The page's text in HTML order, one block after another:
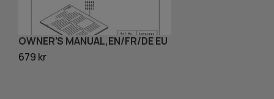
OWNER’S MANUAL,EN/FR/DE EU
679 kr